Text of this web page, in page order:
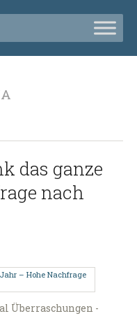
das ganze
nach
Überraschungen -